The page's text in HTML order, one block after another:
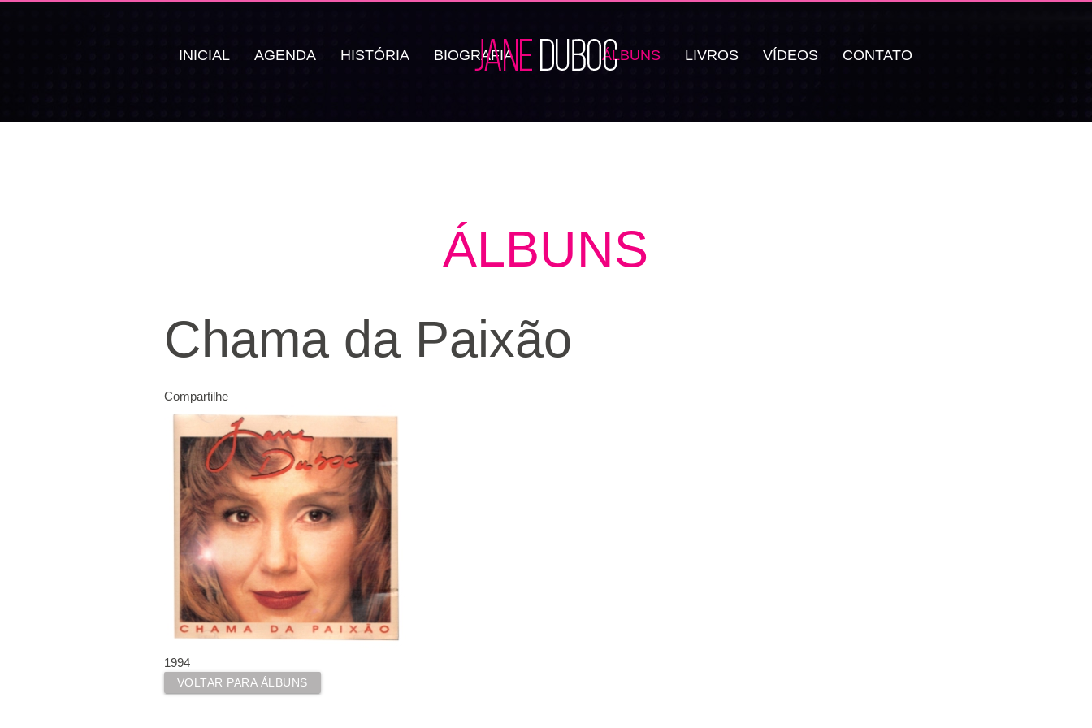
INICIAL AGENDA HISTÓRIA BIOGRAFIA ÁLBUNS LIVROS VÍDEOS CONTATO
ÁLBUNS
Chama da Paixão
Compartilhe
1994
VOLTAR PARA ÁLBUNS